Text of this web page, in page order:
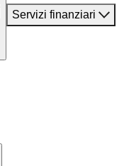
Servizi finanziari